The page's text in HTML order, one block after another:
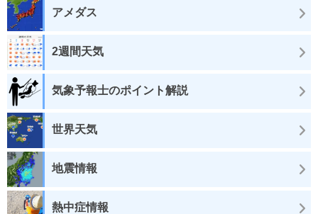
アメダス
2週間天気
気象予報士のポイント解説
世界天気
地震情報
熱中症情報